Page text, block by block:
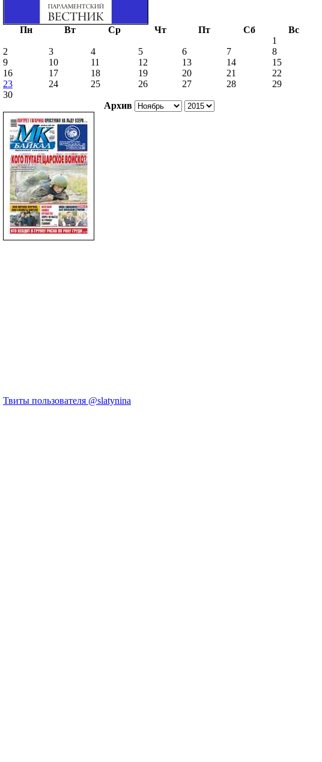
Пн Вт Ср Чт Пт Сб
Вс
1
2
3 4 5 6 7
8
9
10 11 12 13 14
15
16
17 18 19 20 21
22
23
24 25 26 27 28
29
30
Архив
Твиты пользователя @slatynina